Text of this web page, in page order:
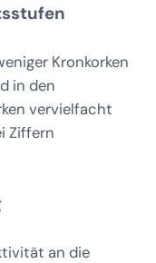
Kronkorken
in den
vervielfacht
Ziffern
an die